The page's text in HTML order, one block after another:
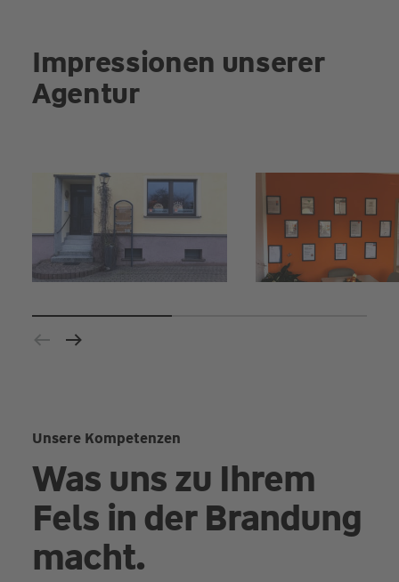
Impressionen unserer
Agentur
Unsere Kompetenzen
Was uns zu Ihrem
Fels in der Brandung
macht.